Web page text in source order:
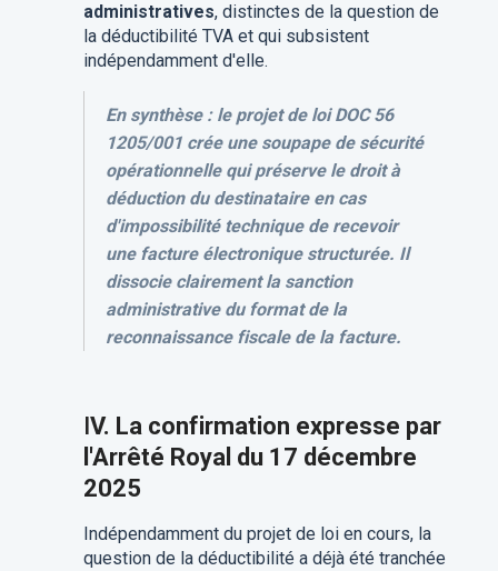
administratives, distinctes de la question de
la déductibilité TVA et qui subsistent
indépendamment d'elle.
En synthèse : le projet de loi DOC 56
1205/001 crée une soupape de sécurité
opérationnelle qui préserve le droit à
déduction du destinataire en cas
d'impossibilité technique de recevoir
une facture électronique structurée. Il
dissocie clairement la sanction
administrative du format de la
reconnaissance fiscale de la facture.
IV. La confirmation expresse par
l'Arrêté Royal du 17 décembre
2025
Indépendamment du projet de loi en cours, la
question de la déductibilité a déjà été tranchée